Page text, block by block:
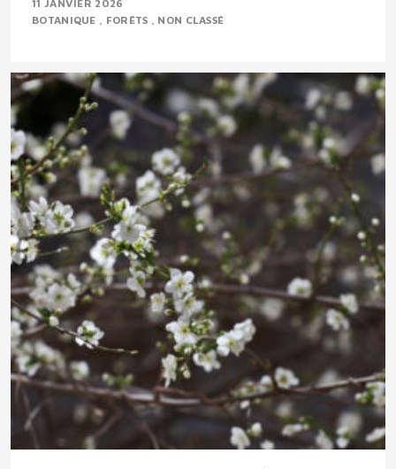
11 JANVIER 2026
BOTANIQUE
FORÊTS NON CLASSÉ